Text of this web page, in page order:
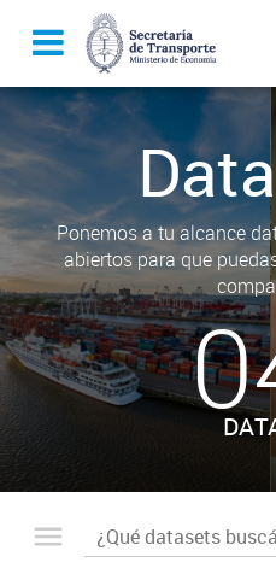
Ponemos a tu alcance
abiertos para que